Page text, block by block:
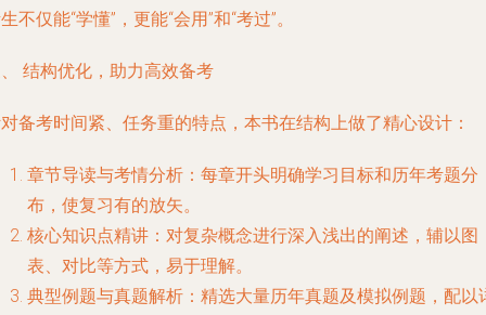
不仅能“学懂”，更能“会用”和“考过”。
结构优化，助力高效备考
备考时间紧、任务重的特点，本书在结构上做了精心设计：
章节导读与考情分析 ：每章开头明确学习目标和历年考题分
布，使复习有的放矢。
核心知识点精讲 ：对复杂概念进行深入浅出的阐述，辅以图
表、对比等方式，易于理解。
典型例题与真题解析 ：精选大量历年真题及模拟例题，配以